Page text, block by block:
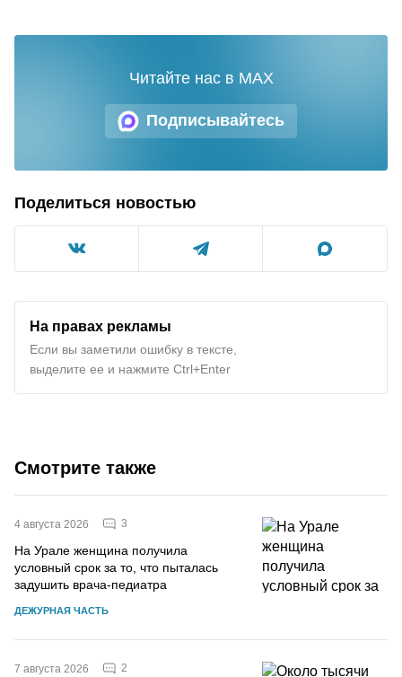
Подписывайтесь
Читайте нас в MAX
Поделиться новостью
На правах рекламы
Если вы заметили ошибку в тексте,
выделите ее и нажмите Ctrl+Enter
Смотрите также
4 августа 2026 3
На Урале женщина получила
условный срок за то, что пыталась
задушить врача-педиатра
ДЕЖУРНАЯ ЧАСТЬ
7 августа 2026 2